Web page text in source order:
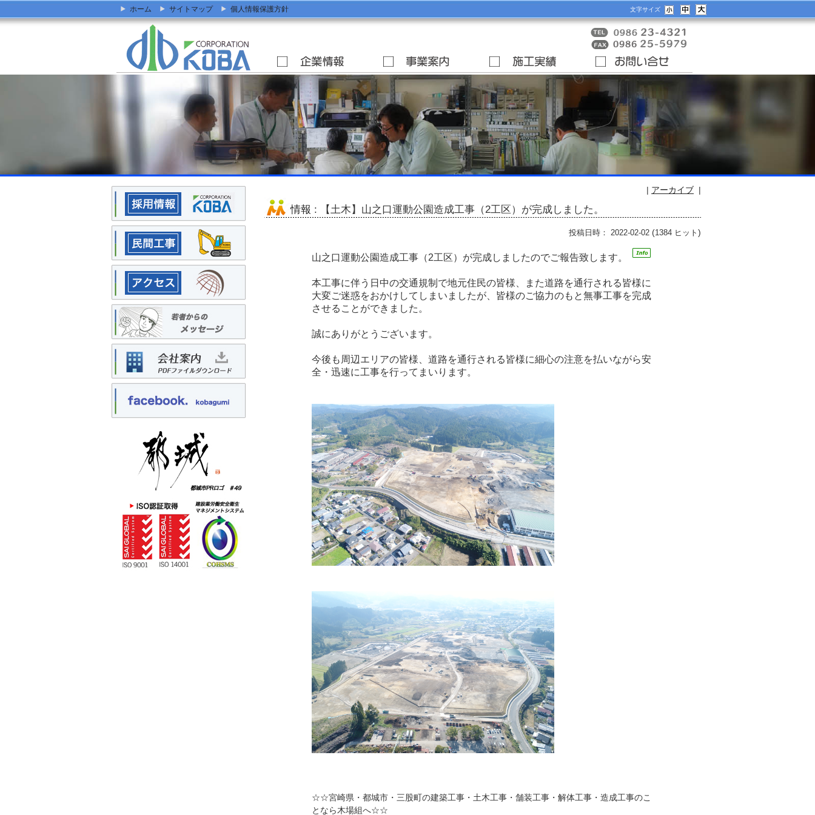
文字サイズ
ホーム サイトマップ 個人情報保護方針
| アーカイブ |
情報 : 【土木】山之口運動公園造成工事（2工区）が完成しました。
投稿日時： 2022-02-02 (1384 ヒット )
山之口運動公園造成工事（2工区）が完成しましたのでご報告致します。
本工事に伴う日中の交通規制で地元住民の皆様、また道路を通行される皆様に
大変ご迷惑をおかけしてしまいましたが、皆様のご協力のもと無事工事を完成
させることができました。
誠にありがとうございます。
今後も周辺エリアの皆様、道路を通行される皆様に細心の注意を払いながら安
全・迅速に工事を行ってまいります。
☆☆宮崎県・都城市・三股町の建築工事・土木工事・舗装工事・解体工事・造成工事のこ
となら木場組へ☆☆